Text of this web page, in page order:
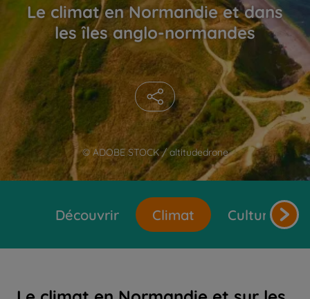
© ADOBE STOCK / altitudedrone
Le climat en Normandie et dans
les îles anglo-normandes
Découvrir Climat Cultures et